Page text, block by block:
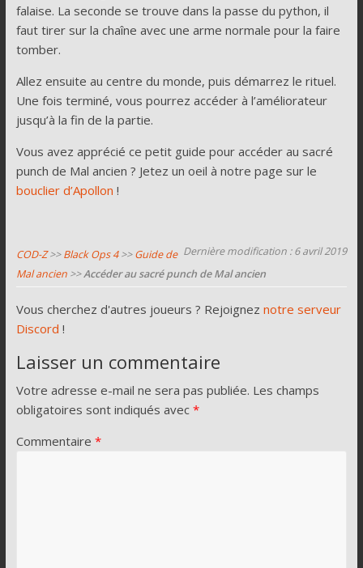
falaise. La seconde se trouve dans la passe du python, il
faut tirer sur la chaîne avec une arme normale pour la faire
tomber.
Allez ensuite au centre du monde, puis démarrez le rituel.
Une fois terminé, vous pourrez accéder à l’améliorateur
jusqu’à la fin de la partie.
Vous avez apprécié ce petit guide pour accéder au sacré
punch de Mal ancien ? Jetez un oeil à notre page sur le
bouclier d’Apollon !
Dernière modification : 6 avril 2019
COD-Z>>Black Ops 4>>Guide de
Mal ancien>>Accéder au sacré punch de Mal ancien
Vous cherchez d'autres joueurs ? Rejoignez notre serveur
Discord !
Laisser un commentaire
Votre adresse e-mail ne sera pas publiée. Les champs
obligatoires sont indiqués avec *
Commentaire *